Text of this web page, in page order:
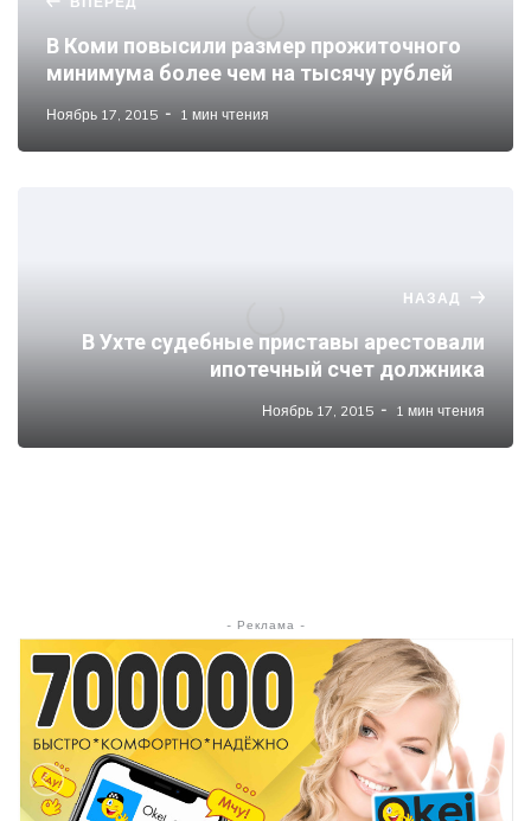
В Коми повысили размер прожиточного
минимума более чем на тысячу рублей
Ноябрь 17, 2015 1 мин чтения
НАЗАД
В Ухте судебные приставы арестовали
ипотечный счет должника
Ноябрь 17, 2015 1 мин чтения
- Реклама -